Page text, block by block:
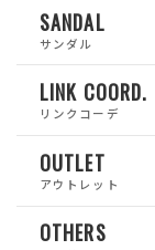
SANDAL
サンダル
LINK COORD.
リンクコーデ
OUTLET
アウトレット
OTHERS